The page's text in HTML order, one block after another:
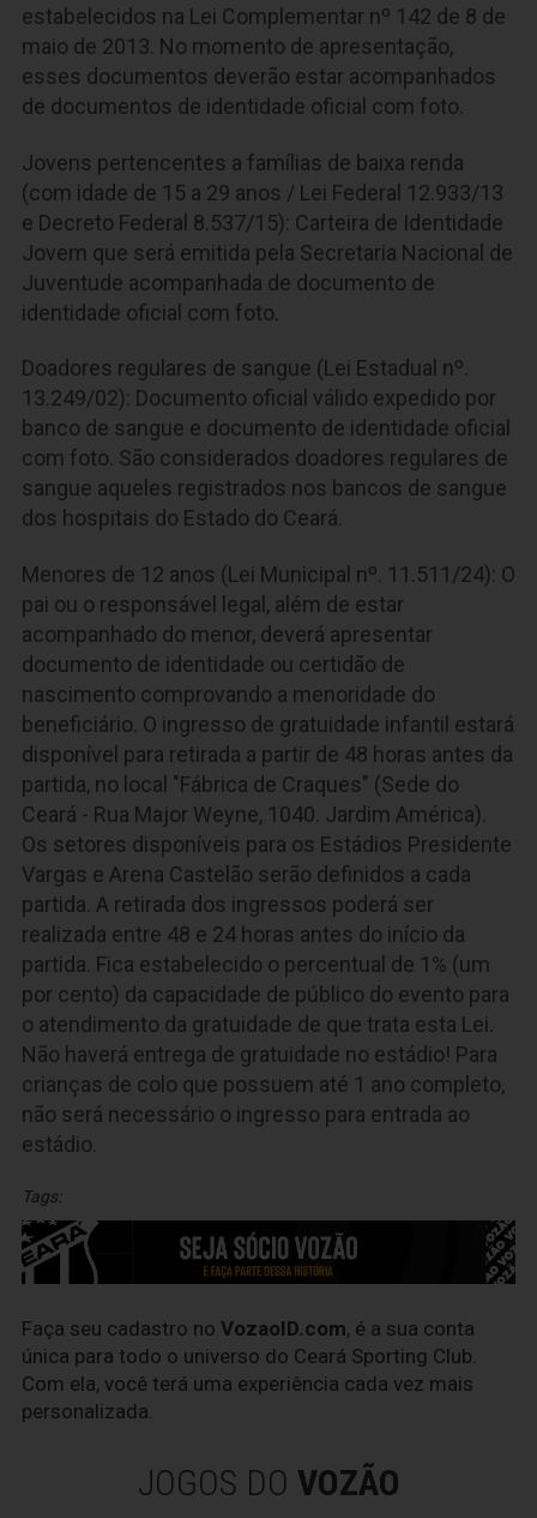
estabelecidos na Lei Complementar nº 142 de 8 de
maio de 2013. No momento de apresentação,
esses documentos deverão estar acompanhados
de documentos de identidade oficial com foto.
Jovens pertencentes a famílias de baixa renda
(com idade de 15 a 29 anos / Lei Federal 12.933/13
e Decreto Federal 8.537/15): Carteira de Identidade
Jovem que será emitida pela Secretaria Nacional de
Juventude acompanhada de documento de
identidade oficial com foto.
Doadores regulares de sangue (Lei Estadual nº.
13.249/02): Documento oficial válido expedido por
banco de sangue e documento de identidade oficial
com foto. São considerados doadores regulares de
sangue aqueles registrados nos bancos de sangue
dos hospitais do Estado do Ceará.
Menores de 12 anos (Lei Municipal nº. 11.511/24): O
pai ou o responsável legal, além de estar
acompanhado do menor, deverá apresentar
documento de identidade ou certidão de
nascimento comprovando a menoridade do
beneficiário. O ingresso de gratuidade infantil estará
disponível para retirada a partir de 48 horas antes da
partida, no local "Fábrica de Craques" (Sede do
Ceará - Rua Major Weyne, 1040. Jardim América).
Os setores disponíveis para os Estádios Presidente
Vargas e Arena Castelão serão definidos a cada
partida. A retirada dos ingressos poderá ser
realizada entre 48 e 24 horas antes do início da
partida. Fica estabelecido o percentual de 1% (um
por cento) da capacidade de público do evento para
o atendimento da gratuidade de que trata esta Lei.
Não haverá entrega de gratuidade no estádio! Para
crianças de colo que possuem até 1 ano completo,
não será necessário o ingresso para entrada ao
estádio.
Tags:
Faça seu cadastro no VozaoID.com, é a sua conta
única para todo o universo do Ceará Sporting Club.
Com ela, você terá uma experiência cada vez mais
personalizada.
JOGOS DO VOZÃO